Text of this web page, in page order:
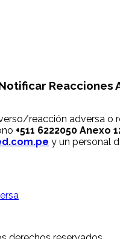
Reacciones
reacción adversa
+511 6222050 Anexo
y un personal